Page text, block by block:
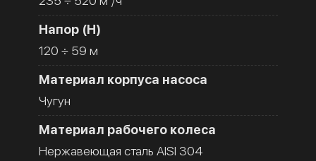
Напор (H)
120 ÷ 59 м
Материал корпуса насоса
Чугун
Материал рабочего колеса
Нержавеющая сталь AISI 304